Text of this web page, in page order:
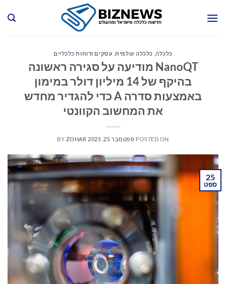
כלכלה, כלכלה עולמית, עסקים ודוחות כלכליים
NanoQT מודיעה על סגירה ראשונה
בהיקף של 14 מיליון דולר במימון
באמצעות סדרה A כדי להגדיר מחדש
את המחשוב הקוונטי
POSTED ON ספטמבר 25, 2025 BY ZOHAR
25
ספט